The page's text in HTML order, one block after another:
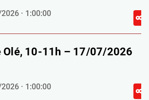
· 1:00:00
Olé, 10-11h – 17/07/2026
· 1:00:00